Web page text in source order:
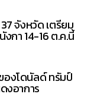
จังหวัด เตรียม
กา 14-16 ต.ค.นี้
องโดนัลด์ ทรัมป์
งอาการ